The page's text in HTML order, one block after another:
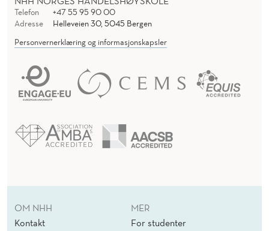
Telefon
+47 55 95 90 00
Adresse
Helleveien 30, 5045 Bergen
Personvernerklæring og informasjonskapsler
OM NHH
Kontakt
MER
For studenter